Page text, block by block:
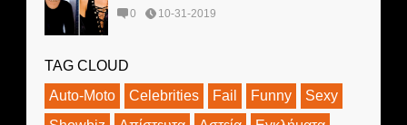
0 10-31-2019
TAG CLOUD
Auto-Moto
Celebrities Fail Funny
Sexy